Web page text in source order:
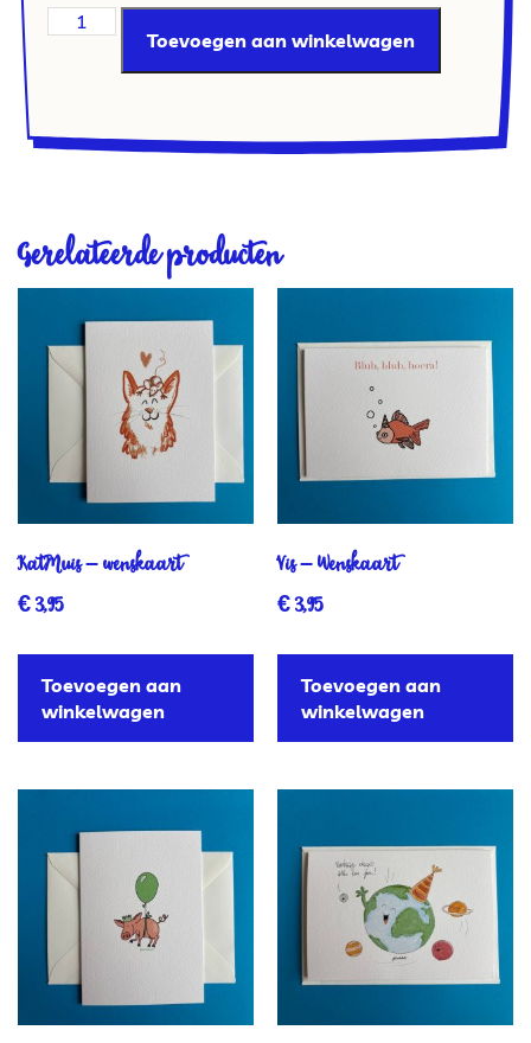
Toevoegen aan winkelwagen
Gerelateerde producten
KatMuis – wenskaart
€3,95
Toevoegen aan
winkelwagen
Vis – Wenskaart
€3,95
Toevoegen aan
winkelwagen